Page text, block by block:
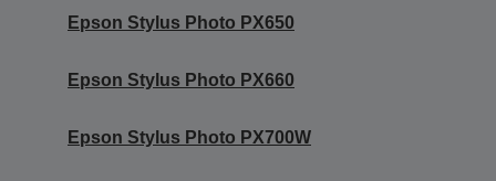
Epson Stylus Photo PX650
Epson Stylus Photo PX660
Epson Stylus Photo PX700W